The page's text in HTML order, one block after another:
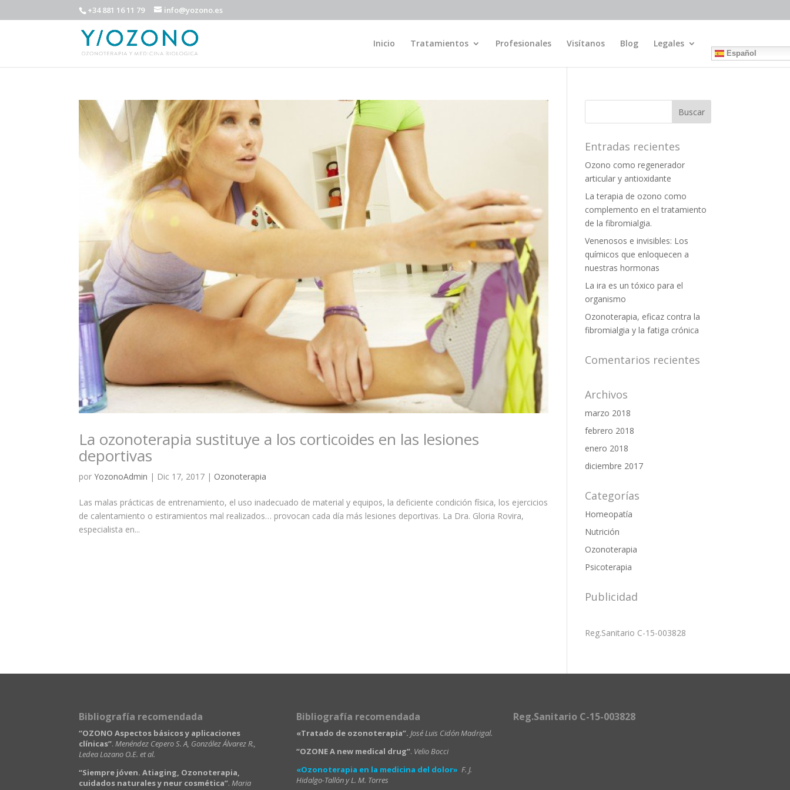
+34 881 16 11 79 info@yozono.es
Inicio Tratamientos Profesionales Visítanos Blog Legales
Español
La ozonoterapia sustituye a los corticoides en las lesiones
deportivas
porYozonoAdmin | Dic 17, 2017 | Ozonoterapia
Las malas prácticas de entrenamiento, el uso inadecuado de material y equipos, la deficiente condición física, los ejercicios
de calentamiento o estiramientos mal realizados… provocan cada día más lesiones deportivas. La Dra. Gloria Rovira,
especialista en...
Entradas recientes
Ozono como regenerador
articular y antioxidante
La terapia de ozono como
complemento en el tratamiento
de la fibromialgia.
Venenosos e invisibles: Los
químicos que enloquecen a
nuestras hormonas
La ira es un tóxico para el
organismo
Ozonoterapia, eficaz contra la
fibromialgia y la fatiga crónica
Comentarios recientes
Archivos
marzo 2018
febrero 2018
enero 2018
diciembre 2017
Categorías
Homeopatía
Nutrición
Ozonoterapia
Psicoterapia
Publicidad
Reg.Sanitario C-15-003828
Bibliografía recomendada
“OZONO Aspectos básicos y aplicaciones
clínicas”. Menéndez Cepero S. A, González Álvarez R.,
Ledea Lozano O.E. et al.
“Siempre jóven. Atiaging, Ozonoterapia,
cuidados naturales y neur cosmética”. Maria
Bibliografía recomendada
«Tratado de ozonoterapia”. José Luis Cidón Madrigal.
“OZONE A new medical drug”. Velio Bocci
«Ozonoterapia en la medicina del dolor» F. J.
Hidalgo-Tallón y L. M. Torres
Reg.Sanitario C-15-003828